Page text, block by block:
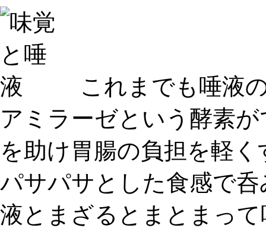
これまでも唾液
アミラーゼという酵素
を助け胃腸の負担を軽く
パサパサとした食感で
液とまざるとまとまっ